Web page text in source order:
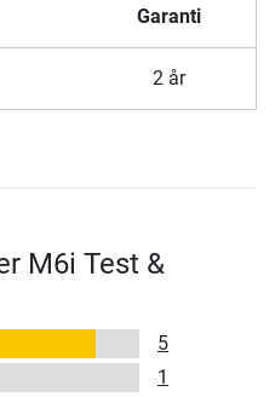
Garanti
2 år
M6i Test &
5
1